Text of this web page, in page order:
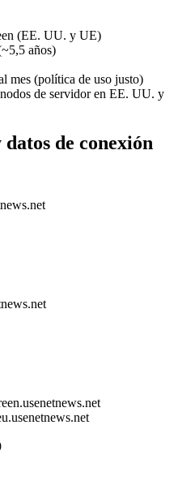
(EE. UU. y UE)
años)
mes (política de uso justo)
de servidor en EE. UU. y
de conexión